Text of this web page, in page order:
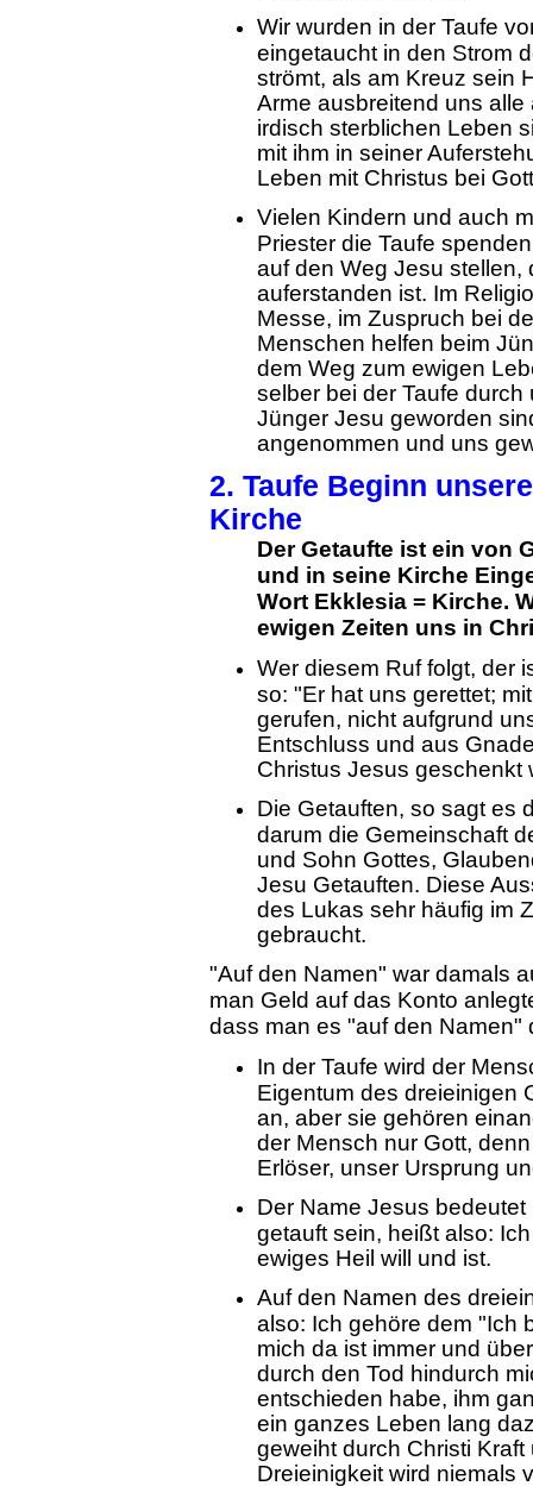
Wir wurden in der Taufe
eingetaucht in den Strom
strömt, als am Kreuz sein
Arme ausbreitend uns
irdisch sterblichen Leben
mit ihm in seiner
Leben mit Christus bei
Vielen Kindern und auch
Priester die Taufe
auf den Weg Jesu stellen,
auferstanden ist. Im
Messe, im Zuspruch bei
Menschen helfen beim
dem Weg zum ewigen
selber bei der Taufe
Jünger Jesu geworden
angenommen und uns
2. Taufe Beginn
Kirche
Der Getaufte ist ein von
und in seine Kirche
Wort Ekklesia = Kirche.
ewigen Zeiten uns in
Wer diesem Ruf folgt, der
so: "Er hat uns gerettet;
gerufen, nicht aufgrund
Entschluss und aus
Christus Jesus geschenkt
Die Getauften, so sagt es
darum die Gemeinschaft
und Sohn Gottes,
Jesu Getauften. Diese
des Lukas sehr häufig im
gebraucht.
"Auf den Namen" war damals
man Geld auf das Konto
dass man es "auf den Namen"
In der Taufe wird der
Eigentum des dreieinigen
an, aber sie gehören
der Mensch nur Gott,
Erlöser, unser Ursprung
Der Name Jesus
getauft sein, heißt also:
ewiges Heil will und ist.
Auf den Namen des
also: Ich gehöre dem "Ich
mich da ist immer und
durch den Tod hindurch
entschieden habe, ihm
ein ganzes Leben lang
geweiht durch Christi
Dreieinigkeit wird niemals